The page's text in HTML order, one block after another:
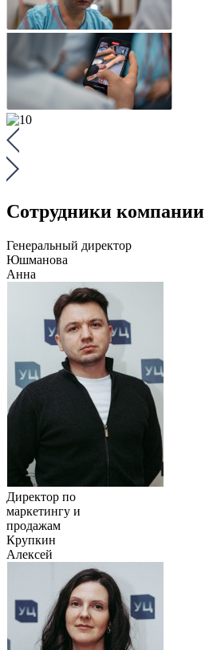
Сотрудники компании
Генеральный директор
Юшманова
Анна
Директор по
маркетингу и
продажам
Крупкин
Алексей